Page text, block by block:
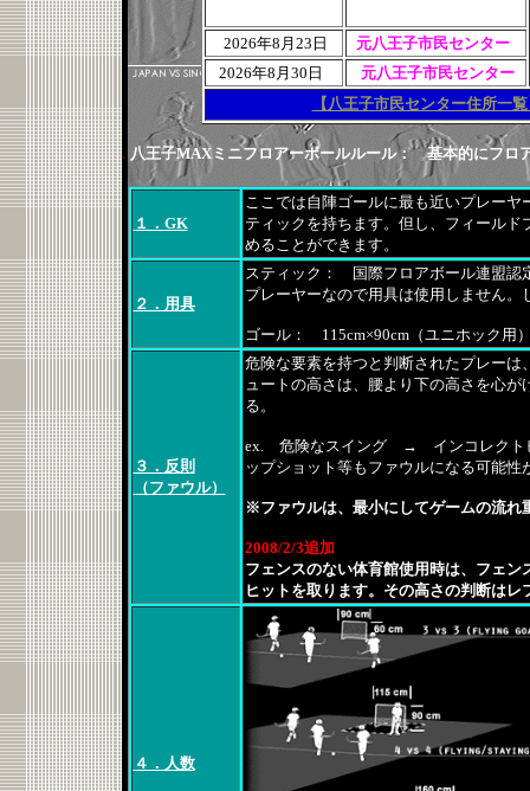
2026年8月23日
元八王子市民センター
2026年8月30日
元八王子市民センター
【八王子市民センター住所一
八王子MAXミニフロアーボールルール： 基本的にフロ
１．GK
ここでは自陣ゴールに最も近いプレー
ティックを持ちます。但し、フィール
めることができます。
２．用具
スティック： 国際フロアボール連盟認
プレーヤーなので用具は使用しません
ゴール： 115cm×90cm（ユニホック用
３．反則
（ファウル）
危険な要素を持つと判断されたプレー
ュートの高さは、腰より下の高さを心
る。
ex. 危険なスイング → インコレクトヒ
ップショット等もファウルになる可能性
※ファウルは、最小にしてゲームの流れ
2008/2/3追加
フェンスのない体育館使用時は、フェ
ヒットを取ります。その高さの判断はレ
４．人数